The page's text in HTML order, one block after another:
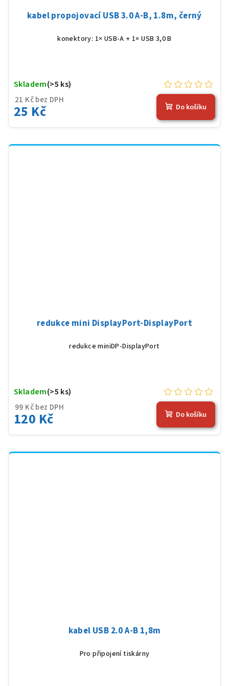
kabel propojovací USB 3.0 A-B, 1.8m, černý
konektory: 1× USB-A + 1× USB 3,0 B
21 Kč bez DPH
25 Kč
Skladem(>5 ks)
Do košíku
redukce mini DisplayPort-DisplayPort
redukce miniDP-DisplayPort
99 Kč bez DPH
120 Kč
Skladem(>5 ks)
Do košíku
kabel USB 2.0 A-B 1,8m
Pro připojení tiskárny